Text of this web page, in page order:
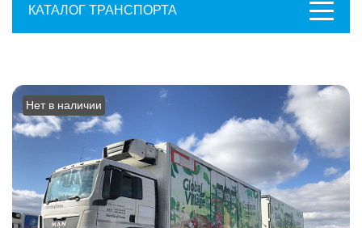
КАТАЛОГ ТРАНСПОРТА
Нет в наличии